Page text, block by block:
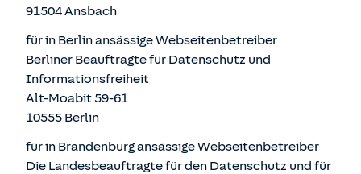
91504 Ansbach
für in Berlin ansässige Webseitenbetreiber
Berliner Beauftragte für Datenschutz und
Informationsfreiheit
Alt-Moabit 59-61
10555 Berlin
für in Brandenburg ansässige Webseitenbetreiber
Die Landesbeauftragte für den Datenschutz und für